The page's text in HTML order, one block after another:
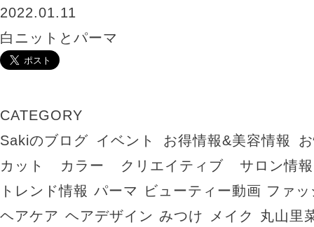
2022.01.11
白ニットとパーマ
CATEGORY
Sakiのブログ イベント お得情報&美容情報
カット
カラー クリエイティブ
サロン情報
トレンド情報 パーマ ビューティー動画 ファ
ヘアケア ヘアデザイン みつけ メイク
丸山里